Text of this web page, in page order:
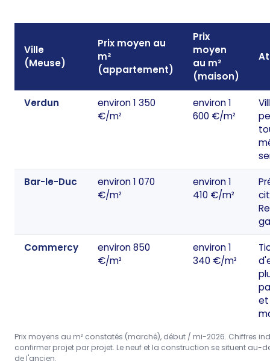
Prix moyens au m² constatés (marché), début / mi-2026. Chiffres
confirmer projet par projet. Le neuf et la construction se situent au-
de l'ancien.
Ville
(Meuse)
Prix moyen au
m²
(appartement)
Prix
moyen
au m²
(maison)
Verdun
environ 1 350
€/m²
environ 1
600 €/m²
Bar-le-Duc
environ 1 070
€/m²
environ 1
410 €/m²
Commercy
environ 850
€/m²
environ 1
340 €/m²
et